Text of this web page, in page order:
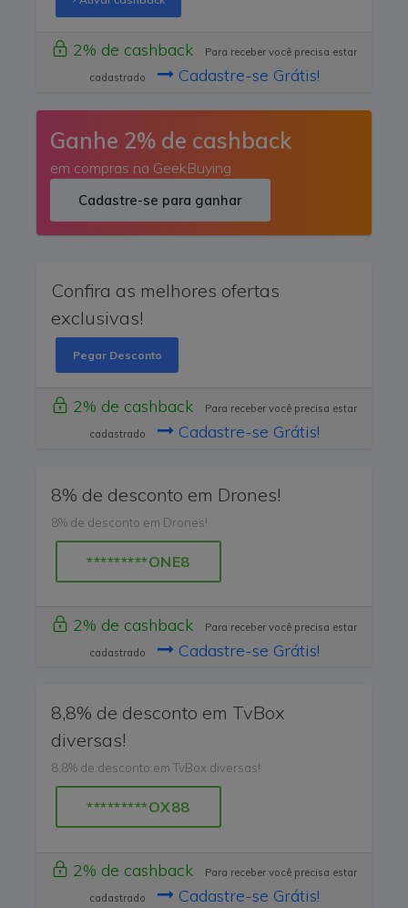
2% de cashback
Para receber você precisa estar
cadastrado
Cadastre-se Grátis!
Ganhe 2% de cashback
em compras na GeekBuying
Cadastre-se para ganhar
Confira as melhores ofertas
exclusivas!
Pegar Desconto
2% de cashback
Para receber você precisa estar
cadastrado
Cadastre-se Grátis!
8% de desconto em Drones!
8% de desconto em Drones!
*********ONE8
2% de cashback
Para receber você precisa estar
cadastrado
Cadastre-se Grátis!
8,8% de desconto em TvBox
diversas!
8,8% de desconto em TvBox diversas!
*********OX88
2% de cashback
Para receber você precisa estar
cadastrado
Cadastre-se Grátis!